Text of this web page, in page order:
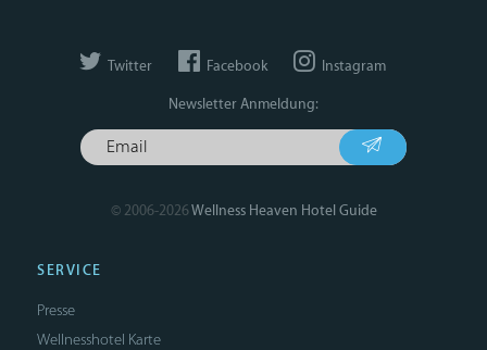
Twitter Facebook Instagram
Newsletter Anmeldung:
© 2006-2026Wellness Heaven Hotel Guide
SERVICE
Presse
Wellnesshotel Karte